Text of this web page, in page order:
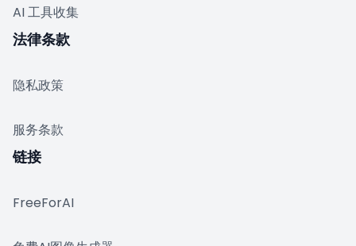
AI 工具收集
法律条款
隐私政策
服务条款
链接
FreeForAI